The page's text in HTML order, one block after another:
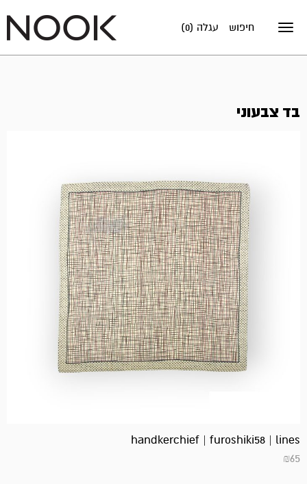
Toggle
עגלה (0) חיפוש
בד צבעוני
handkerchief | furoshiki58 | lines
₪65